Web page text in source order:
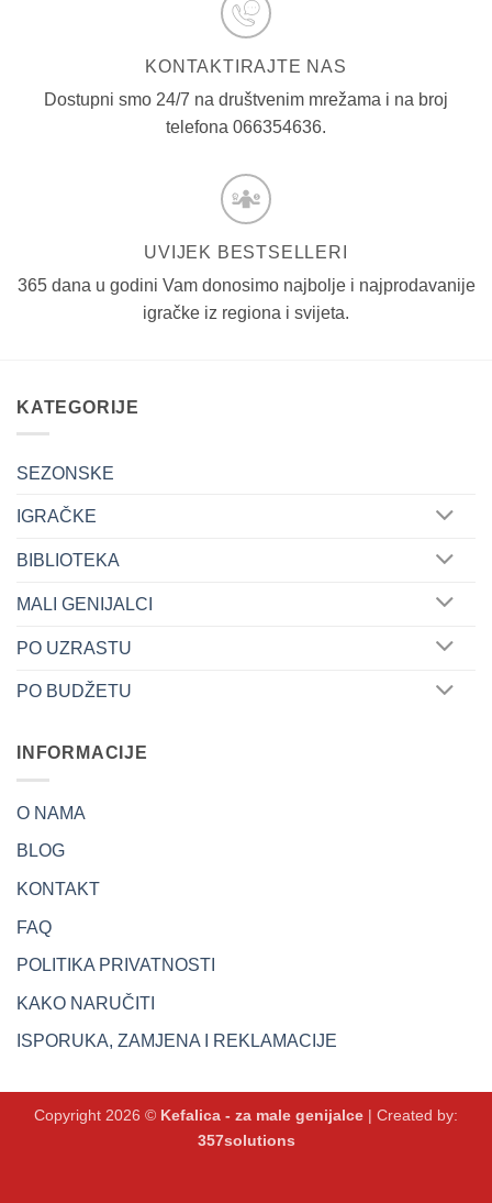
KONTAKTIRAJTE NAS
Dostupni smo 24/7 na društvenim mrežama i na broj
telefona 066354636.
UVIJEK BESTSELLERI
365 dana u godini Vam donosimo najbolje i najprodavanije
igračke iz regiona i svijeta.
KATEGORIJE
SEZONSKE
IGRAČKE
BIBLIOTEKA
MALI GENIJALCI
PO UZRASTU
PO BUDŽETU
INFORMACIJE
O NAMA
BLOG
KONTAKT
FAQ
POLITIKA PRIVATNOSTI
KAKO NARUČITI
ISPORUKA, ZAMJENA I REKLAMACIJE
Copyright 2026 © Kefalica - za male genijalce | Created by:
357solutions